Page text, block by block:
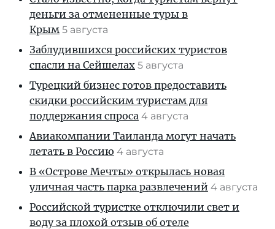
деньги за отмененные туры в
Крым 5 августа
Заблудившихся российских туристов
спасли на Сейшелах 5 августа
Турецкий бизнес готов предоставить
скидки российским туристам для
поддержания спроса 4 августа
Авиакомпании Таиланда могут начать
летать в Россию 4 августа
В «Острове Мечты» открылась новая
уличная часть парка развлечений 4 августа
Российской туристке отключили свет и
воду за плохой отзыв об отеле